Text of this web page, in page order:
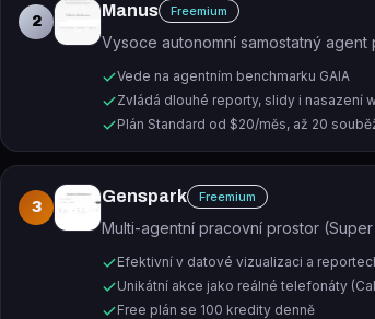
2
Manus Freemium
Vysoce autonomní samostatný
Vede na agentním benchmarku GAIA
Zvládá dlouhé reporty, slidy i nasazení
Plán Standard od $20/měs, až 20
3
Genspark Freemium
Multi-agentní pracovní prostor
Efektivní v datové vizualizaci a
Unikátní akce jako reálné telefonáty
Free plán se 100 kredity denně